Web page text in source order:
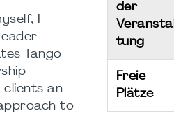
I
Tango
an
to
der
Veranstal
tung
Freie
Plätze